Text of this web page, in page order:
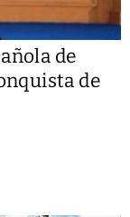
de
de